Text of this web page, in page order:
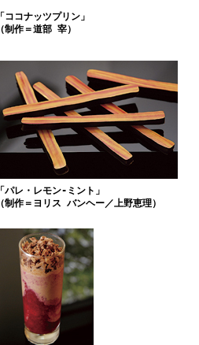
「ココナッツプリン」
（制作＝道部 宰）
「パレ・レモン-ミント」
（制作＝ヨリス バンヘー／上野恵理）